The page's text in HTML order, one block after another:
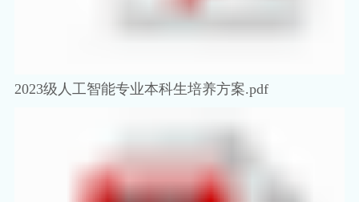
2023级人工智能专业本科生培养方案.pdf